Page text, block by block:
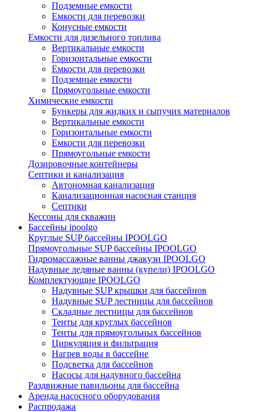
Подземные емкости
Емкости для перевозки
Конусные емкости
Емкости для дизельного топлива
Вертикальные емкости
Горизонтальные емкости
Емкости для перевозки
Подземные емкости
Прямоугольные емкости
Химические емкости
Бункеры для жидких и сыпучих материалов
Вертикальные емкости
Горизонтальные емкости
Емкости для перевозки
Прямоугольные емкости
Дозировочные контейнеры
Септики и канализация
Автономная канализация
Канализационная насосная станция
Септики
Кессоны для скважин
Бассейны ipoolgo
Круглые SUP бассейны IPOOLGO
Прямоугольные SUP бассейны IPOOLGO
Гидромассажные ванны джакузи IPOOLGO
Надувные ледяные ванны (купели) IPOOLGO
Комплектующие IPOOLGO
Надувные SUP крышки для бассейнов
Надувные SUP лестницы для бассейнов
Складные лестницы для бассейнов
Тенты для круглых бассейнов
Тенты для прямоугольных бассейнов
Циркуляция и фильтрация
Нагрев воды в бассейне
Подсветка для бассейнов
Насосы для надувного бассейна
Раздвижные павильоны для бассейна
Аренда насосного оборудования
Распродажа